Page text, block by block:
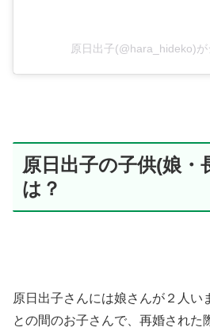
原日出子(@hara_hideko)
原日出子の子供(娘・
は？
原日出子さんには娘さんが２人い
との間のお子さんで、再婚された